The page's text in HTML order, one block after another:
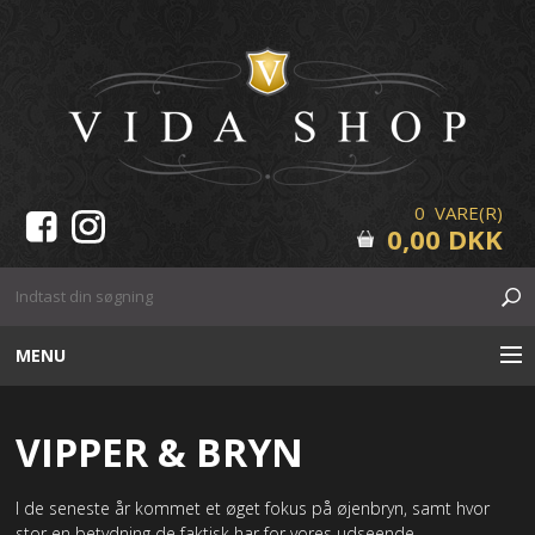
0 VARE(R)
0,00 DKK
MENU
MAKE-UP
VIPPER & BRYN
I de seneste år kommet et øget fokus på øjenbryn, samt hvor